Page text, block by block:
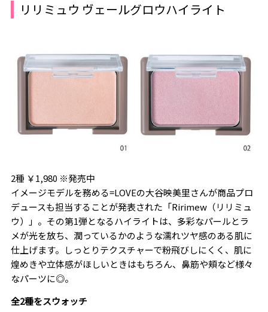
リリミュウ ヴェールグロウハイライト
2種 ￥1,980 ※発売中
イメージモデルを務める=LOVEの大谷映美里さんが商品プロ
デュースも担当することが発表された「Ririmew（リリミュ
ウ）」。その第1弾となるハイライトは、多彩なパールとラ
メが光を放ち、潤っているかのような濡れツヤ感のある肌に
仕上げます。しっとりテクスチャーで粉飛びしにくく、肌に
煌めきや立体感がほしいときはもちろん、鼻筋や頬など様々
なパーツに◎。
全2種をスウォッチ